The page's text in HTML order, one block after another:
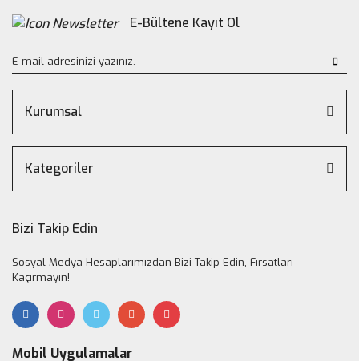
E-Bültene Kayıt Ol
Kurumsal
Kategoriler
Bizi Takip Edin
Sosyal Medya Hesaplarımızdan Bizi Takip Edin, Fırsatları
Kaçırmayın!
Mobil Uygulamalar